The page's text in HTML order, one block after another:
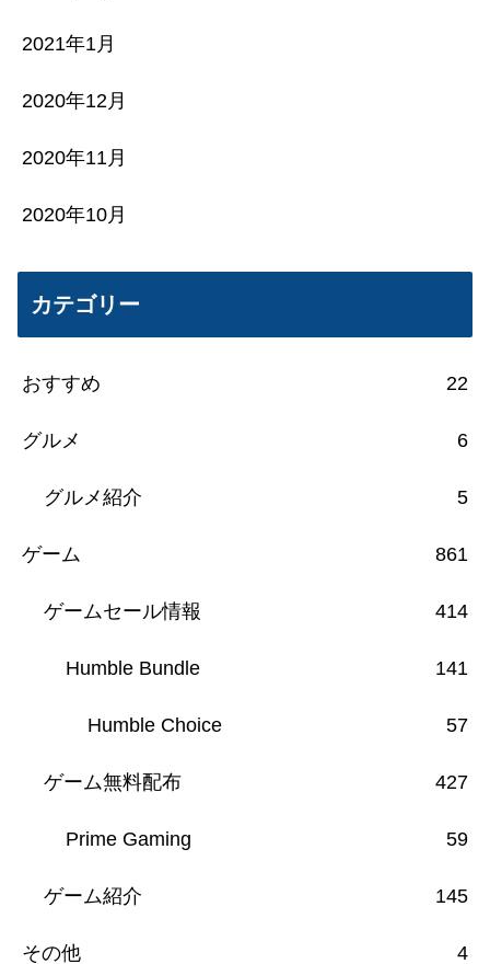
2021年1月
2020年12月
2020年11月
2020年10月
カテゴリー
おすすめ 22
グルメ 6
グルメ紹介 5
ゲーム 861
ゲームセール情報 414
Humble Bundle 141
Humble Choice 57
ゲーム無料配布 427
Prime Gaming 59
ゲーム紹介 145
その他 4